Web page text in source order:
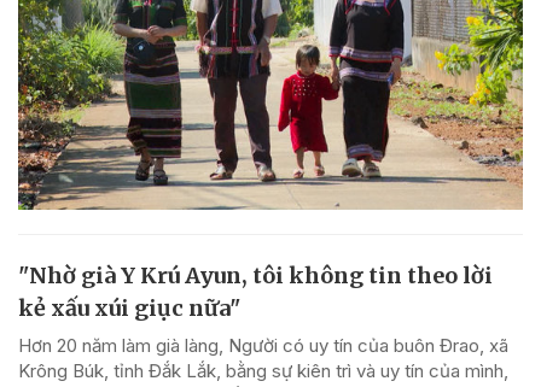
"Nhờ già Y Krú Ayun, tôi không tin theo lời
kẻ xấu xúi giục nữa"
Hơn 20 năm làm già làng, Người có uy tín của buôn Đrao, xã
Krông Búk, tỉnh Đắk Lắk, bằng sự kiên trì và uy tín của mình,